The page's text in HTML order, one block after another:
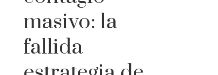
masivo: la
fallida